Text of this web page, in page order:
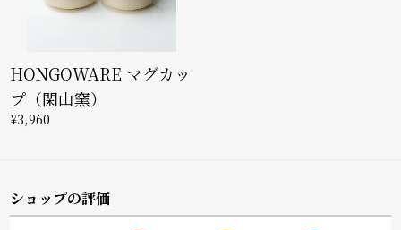
HONGOWARE マグカッ
プ（閑山窯）
¥3,960
ショップの評価